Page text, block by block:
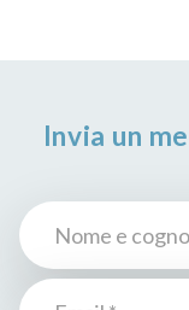
Invia un